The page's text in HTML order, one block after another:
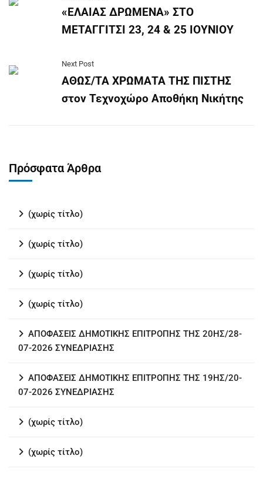
«ΕΛΑΙΑΣ ΔΡΩΜΕΝΑ» ΣΤΟ
ΜΕΤΑΓΓΙΤΣΙ 23, 24 & 25 ΙΟΥΝΙΟΥ
Next Post
ΑΘΩΣ/ΤΑ ΧΡΩΜΑΤΑ ΤΗΣ ΠΙΣΤΗΣ
στον Τεχνοχώρο Αποθήκη Νικήτης
Πρόσφατα Άρθρα
(χωρίς τίτλο)
(χωρίς τίτλο)
(χωρίς τίτλο)
(χωρίς τίτλο)
ΑΠΟΦΑΣΕΙΣ ΔΗΜΟΤΙΚΗΣ ΕΠΙΤΡΟΠΗΣ ΤΗΣ 20ΗΣ/28-
07-2026 ΣΥΝΕΔΡΙΑΣΗΣ
ΑΠΟΦΑΣΕΙΣ ΔΗΜΟΤΙΚΗΣ ΕΠΙΤΡΟΠΗΣ ΤΗΣ 19ΗΣ/20-
07-2026 ΣΥΝΕΔΡΙΑΣΗΣ
(χωρίς τίτλο)
(χωρίς τίτλο)